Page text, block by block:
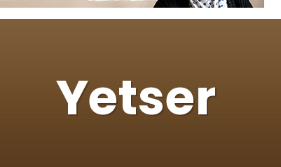
son Maasser
de faire un don pour Sauvez la jambe de Yohan
pour étudier en groupe sur Zoom